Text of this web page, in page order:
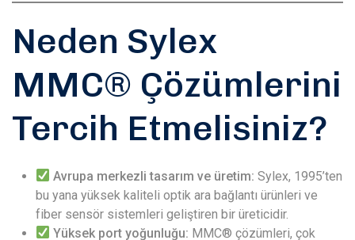
Neden Sylex
MMC® Çözümlerini
Tercih Etmelisiniz?
Avrupa merkezli tasarım ve üretim: Sylex, 1995’ten
bu yana yüksek kaliteli optik ara bağlantı ürünleri ve
fiber sensör sistemleri geliştiren bir üreticidir.
Yüksek port yoğunluğu: MMC® çözümleri, çok